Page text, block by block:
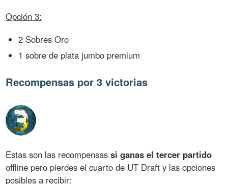
Opción 3:
2 Sobres Oro
1 sobre de plata jumbo premium
Recompensas por 3 victorias
Estas son las recompensassi ganas el tercer partido
offline pero pierdes el cuarto de UT Draft y las opciones
posibles a recibir: